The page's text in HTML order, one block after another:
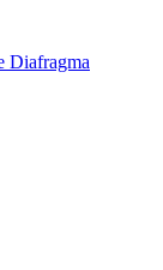
Diafragma